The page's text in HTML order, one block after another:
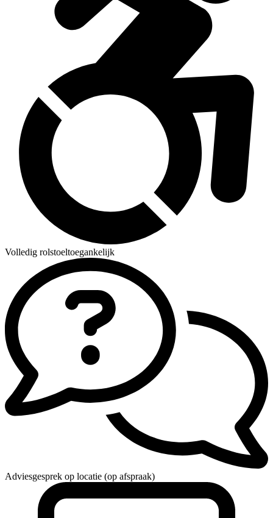
Volledig rolstoeltoegankelijk
Adviesgesprek op locatie (op afspraak)